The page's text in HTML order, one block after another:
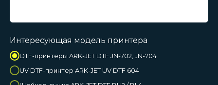
Интересующая модель принтера
DTF-принтеры ARK-JET DTF JN-702, JN-704
UV DTF-принтер ARK-JET UV DTF 604